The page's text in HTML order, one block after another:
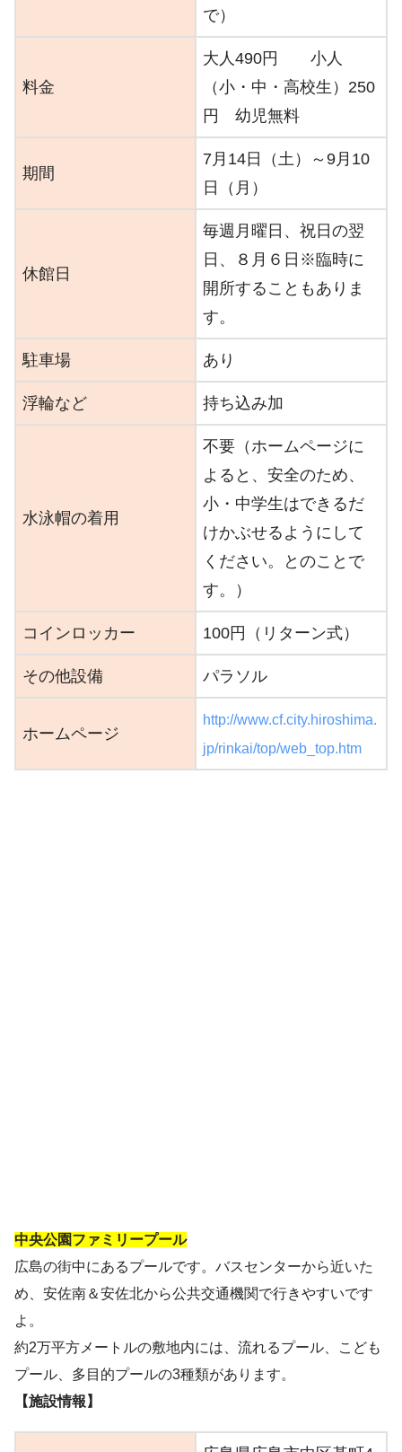
で）
料金
大人490円 小人
（小・中・高校生）250
円 幼児無料
期間
7月14日（土）～9月10
日（月）
休館日
毎週月曜日、祝日の翌
日、８月６日※臨時に
開所することもありま
す。
駐車場 あり
浮輪など 持ち込み加
水泳帽の着用
不要（ホームページに
よると、安全のため、
小・中学生はできるだ
けかぶせるようにして
ください。とのことで
す。）
コインロッカー 100円（リターン式）
その他設備 パラソル
ホームページ
http://www.cf.city.hiroshima.
jp/rinkai/top/web_top.htm
中央公園ファミリープール
広島の街中にあるプールです。バスセンターから近いた
め、安佐南＆安佐北から公共交通機関で行きやすいです
よ。
約2万平方メートルの敷地内には、流れるプール、こども
プール、多目的プールの3種類があります。
【施設情報】